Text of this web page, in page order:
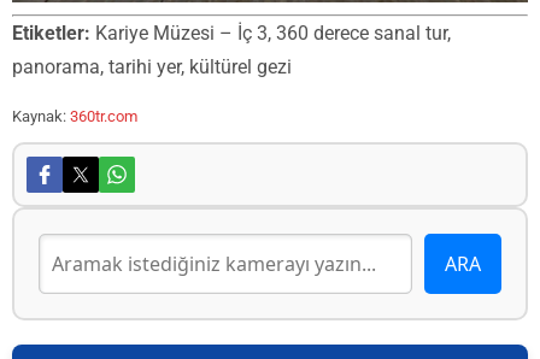
Etiketler: Kariye Müzesi – İç 3, 360 derece sanal tur,
panorama, tarihi yer, kültürel gezi
Kaynak: 360tr.com